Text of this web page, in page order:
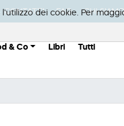
CHI
FAQ
CONTATTI
& Co Libri Tutti
dei cookie. Per